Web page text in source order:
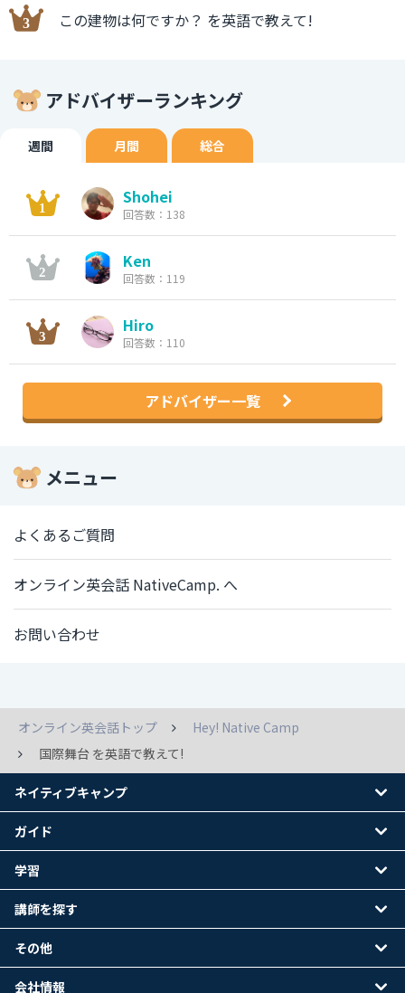
この建物は何ですか？ を英語で教えて!
アドバイザーランキング
週間 月間 総合
Shohei
回答数：138
Ken
回答数：119
Hiro
回答数：110
アドバイザー一覧
メニュー
よくあるご質問
オンライン英会話 NativeCamp. へ
お問い合わせ
オンライン英会話トップ
Hey! Native Camp
国際舞台 を英語で教えて!
ネイティブキャンプ
ガイド
学習
講師を探す
その他
会社情報